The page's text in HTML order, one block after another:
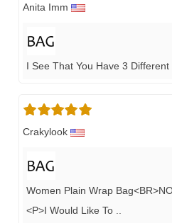
Anita Imm
I See That You Have 3
Crakylook
Women Plain Wrap
<P>I Would Like To